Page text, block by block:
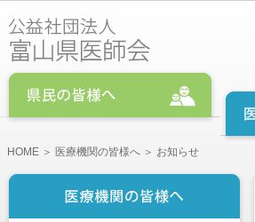
HOME ＞ 医療機関の皆様へ ＞ お知らせ